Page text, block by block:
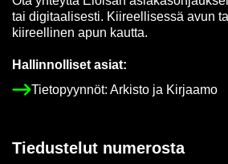
tai di­gi­taa­li­ses­ti. Kii­reel­li­ses­sä avun
kii­reel­li­nen apun kaut­ta.
Hal­lin­nol­li­set asiat:
Tie­to­pyyn­nöt: Ar­kis­to ja Kir­jaa­mo
Tie­dus­te­lut nu­me­ros­ta